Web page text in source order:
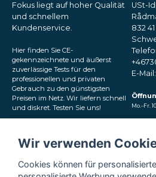
Fokus liegt auf hoher Qualität
und schnellem
Kundenservice.
Hier finden Sie CE-
gekennzeichnete und äußerst
zuverlässige Tests für den
professionellen und privaten
Gebrauch zu den günstigsten
Preisen im Netz. Wir liefern schnell
und diskret. Testen Sie uns!
sozialen Medien
USt-
832
E-Mail:
Mo.–Fr.
Wir verwenden
Cookies können für